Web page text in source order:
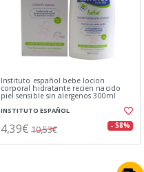
Instituto español bebe locion
corporal hidratante recien nacido
piel sensible sin alergenos 300ml
INSTITUTO ESPAÑOL
4,39€ 10,53€ - 58%